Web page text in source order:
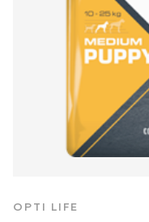
OPTI LIFE